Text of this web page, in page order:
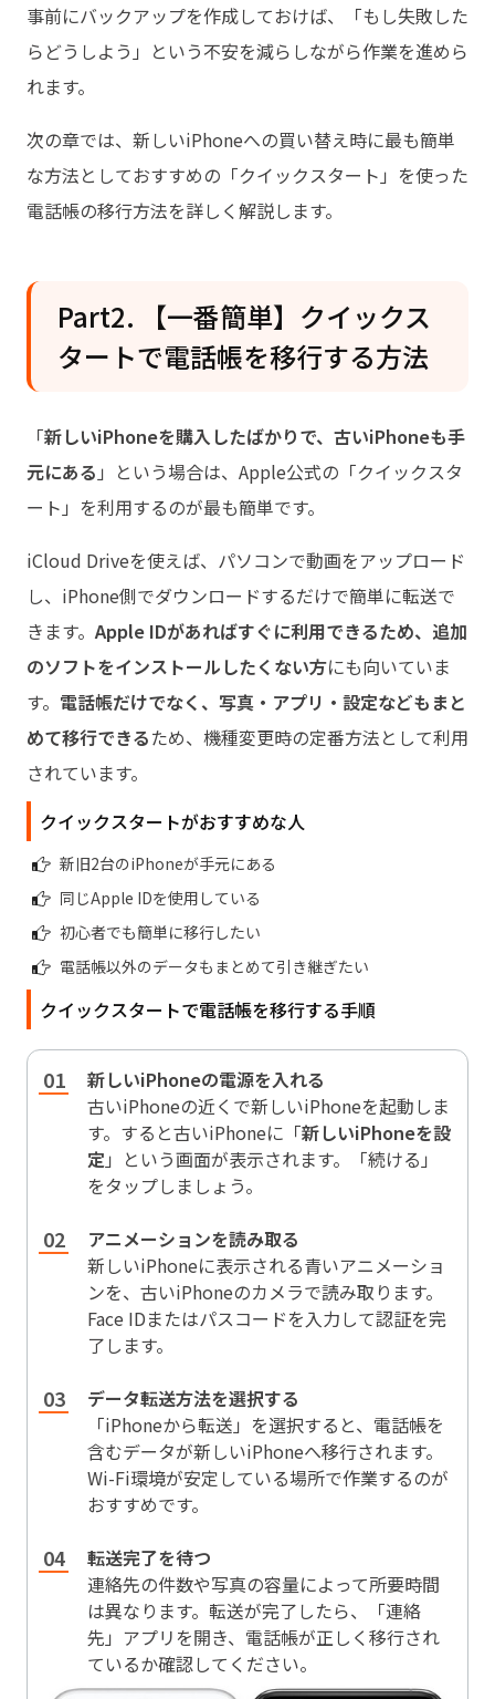
事前にバックアップを作成しておけば、「もし失敗した
らどうしよう」という不安を減らしながら作業を進めら
れます。
次の章では、新しいiPhoneへの買い替え時に最も簡単
な方法としておすすめの「クイックスタート」を使った
電話帳の移行方法を詳しく解説します。
Part2. 【一番簡単】クイックス
タートで電話帳を移行する方法
「新しいiPhoneを購入したばかりで、古いiPhoneも手
元にある 」という場合は、Apple公式の「クイックスタ
ート」を利用するのが最も簡単です。
iCloud Driveを使えば、パソコンで動画をアップロード
し、iPhone側でダウンロードするだけで簡単に転送で
きます。 Apple IDがあればすぐに利用できるため、追加
のソフトをインストールしたくない方にも向いていま
す。 電話帳だけでなく、写真・アプリ・設定などもまと
めて移行できるため、機種変更時の定番方法として利用
されています。
クイックスタートがおすすめな人
新旧2台のiPhoneが手元にある
同じApple IDを使用している
初心者でも簡単に移行したい
電話帳以外のデータもまとめて引き継ぎたい
クイックスタートで電話帳を移行する手順
新しいiPhoneの電源を入れる
古いiPhoneの近くで新しいiPhoneを起動しま
す。すると古いiPhoneに「新しいiPhoneを設
定 」という画面が表示されます。「続ける」
をタップしましょう。
アニメーションを読み取る
新しいiPhoneに表示される青いアニメーショ
ンを、古いiPhoneのカメラで読み取ります。
Face IDまたはパスコードを入力して認証を完
了します。
データ転送方法を選択する
「iPhoneから転送」を選択すると、電話帳を
含むデータが新しいiPhoneへ移行されます。
Wi-Fi環境が安定している場所で作業するのが
おすすめです。
転送完了を待つ
連絡先の件数や写真の容量によって所要時間
は異なります。転送が完了したら、「連絡
先」アプリを開き、電話帳が正しく移行され
ているか確認してください。